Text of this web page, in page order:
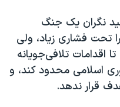
نگران یک جنگ
تحت فشاری زیاد، ولی
اقدامات تلافی‌جویانه
اسلامی محدود کند، و
قرار ندهد.